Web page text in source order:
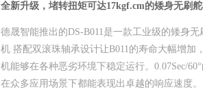
德晟智能推出的DS-B011是一款工业级的矮身
机 搭配双滚珠轴承设计让B011的寿命大幅增加
机能够在各种恶劣环境下稳定运行。0.07Sec/
在众多应用场景下都能表现出卓越的响应速度。